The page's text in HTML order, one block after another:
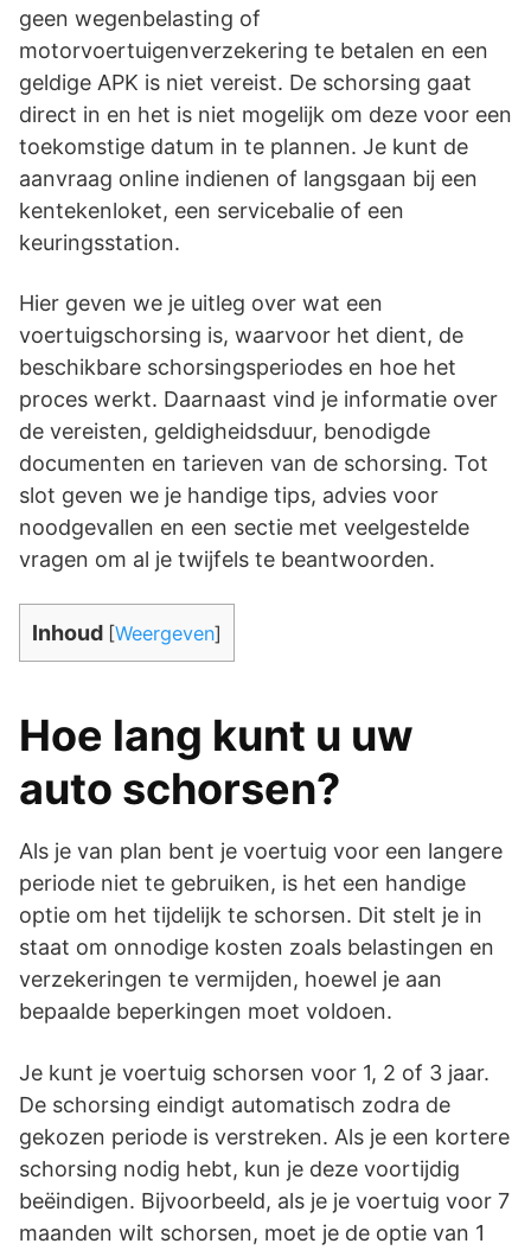
geen wegenbelasting of
motorvoertuigenverzekering te betalen en een
geldige APK is niet vereist. De schorsing gaat
direct in en het is niet mogelijk om deze voor een
toekomstige datum in te plannen. Je kunt de
aanvraag online indienen of langsgaan bij een
kentekenloket, een servicebalie of een
keuringsstation.
Hier geven we je uitleg over wat een
voertuigschorsing is, waarvoor het dient, de
beschikbare schorsingsperiodes en hoe het
proces werkt. Daarnaast vind je informatie over
de vereisten, geldigheidsduur, benodigde
documenten en tarieven van de schorsing. Tot
slot geven we je handige tips, advies voor
noodgevallen en een sectie met veelgestelde
vragen om al je twijfels te beantwoorden.
Inhoud [Weergeven]
Hoe lang kunt u uw
auto schorsen?
Als je van plan bent je voertuig voor een langere
periode niet te gebruiken, is het een handige
optie om het tijdelijk te schorsen. Dit stelt je in
staat om onnodige kosten zoals belastingen en
verzekeringen te vermijden, hoewel je aan
bepaalde beperkingen moet voldoen.
Je kunt je voertuig schorsen voor 1, 2 of 3 jaar.
De schorsing eindigt automatisch zodra de
gekozen periode is verstreken. Als je een kortere
schorsing nodig hebt, kun je deze voortijdig
beëindigen. Bijvoorbeeld, als je je voertuig voor 7
maanden wilt schorsen, moet je de optie van 1